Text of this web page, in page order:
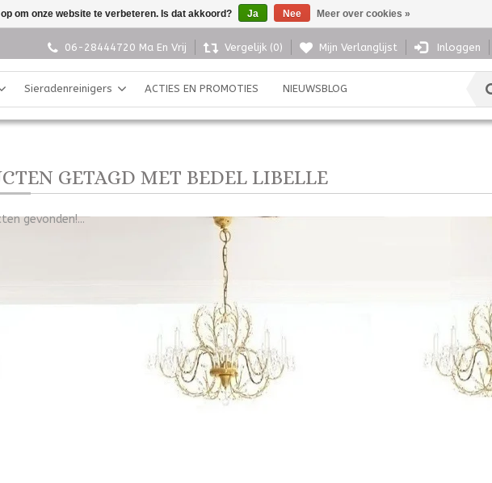
06-28444720 Ma En Vrij Vergelijk (0) Mijn Verlanglijst Inloggen
Sieradenreinigers ACTIES EN PROMOTIES NIEUWSBLOG
GETAGD MET BEDEL LIBELLE
gevonden!...
om onze website te verbeteren. Is dat akkoord? Ja Nee Meer over cookies »